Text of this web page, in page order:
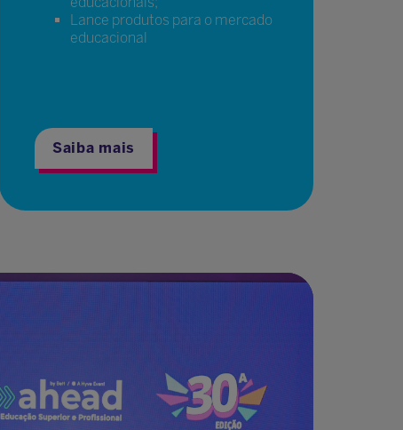
Lance produtos para o mercado
educacional
Saiba mais